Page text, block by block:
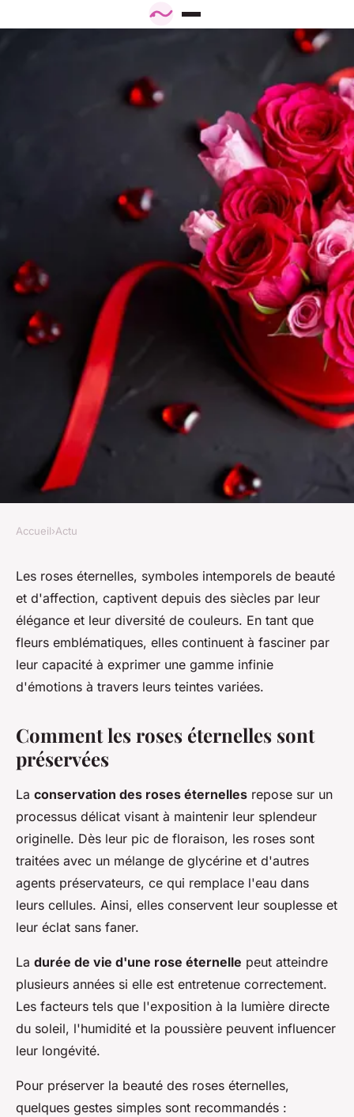
Les roses éternelles et ses
différentes couleurs
geoffroi•12 février 2024 2 min de lecture
Accueil›Actu
Les roses éternelles, symboles intemporels de beauté
et d'affection, captivent depuis des siècles par leur
élégance et leur diversité de couleurs. En tant que
fleurs emblématiques, elles continuent à fasciner par
leur capacité à exprimer une gamme infinie
d'émotions à travers leurs teintes variées.
Comment les roses éternelles sont
préservées
La conservation des roses éternelles repose sur un
processus délicat visant à maintenir leur splendeur
originelle. Dès leur pic de floraison, les roses sont
traitées avec un mélange de glycérine et d'autres
agents préservateurs, ce qui remplace l'eau dans
leurs cellules. Ainsi, elles conservent leur souplesse et
leur éclat sans faner.
La durée de vie d'une rose éternelle peut atteindre
plusieurs années si elle est entretenue correctement.
Les facteurs tels que l'exposition à la lumière directe
du soleil, l'humidité et la poussière peuvent influencer
leur longévité.
Pour préserver la beauté des roses éternelles,
quelques gestes simples sont recommandés :